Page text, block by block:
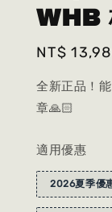
WHB
Regular
NT$
全新正品！
章🙏🏻
適用優惠
2026夏季優